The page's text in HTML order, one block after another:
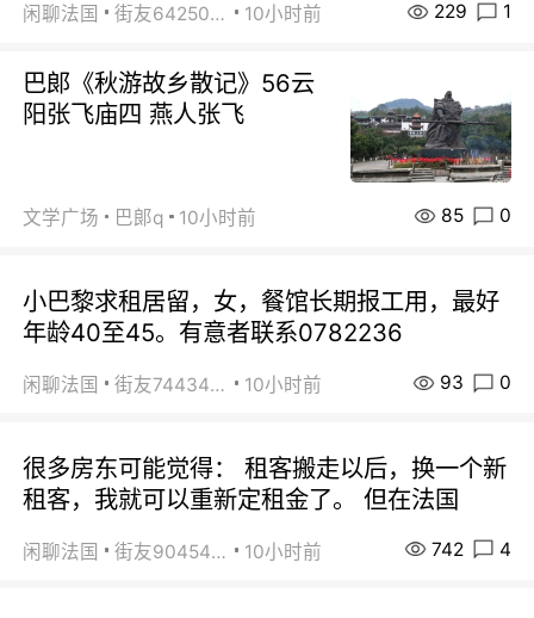
闲聊法国 街友64250024 10小时前 229 1
巴郞《秋游故乡散记》56云
阳张飞庙四 燕人张飞
文学广场 巴郞q 10小时前 85 0
小巴黎求租居留，女，餐馆长期报工用，最好
年龄40至45。有意者联系0782236
闲聊法国 街友74434350 10小时前 93 0
很多房东可能觉得： 租客搬走以后，换一个新
租客，我就可以重新定租金了。 但在法国
闲聊法国 街友90454511 10小时前 742 4